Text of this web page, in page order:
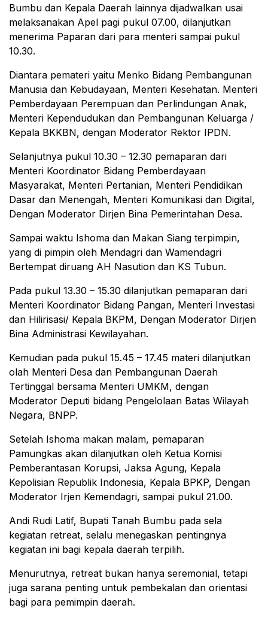
Bumbu dan Kepala Daerah lainnya dijadwalkan usai
melaksanakan Apel pagi pukul 07.00, dilanjutkan
menerima Paparan dari para menteri sampai pukul
10.30.
Diantara pemateri yaitu Menko Bidang Pembangunan
Manusia dan Kebudayaan, Menteri Kesehatan. Menteri
Pemberdayaan Perempuan dan Perlindungan Anak,
Menteri Kependudukan dan Pembangunan Keluarga /
Kepala BKKBN, dengan Moderator Rektor IPDN.
Selanjutnya pukul 10.30 – 12.30 pemaparan dari
Menteri Koordinator Bidang Pemberdayaan
Masyarakat, Menteri Pertanian, Menteri Pendidikan
Dasar dan Menengah, Menteri Komunikasi dan Digital,
Dengan Moderator Dirjen Bina Pemerintahan Desa.
Sampai waktu Ishoma dan Makan Siang terpimpin,
yang di pimpin oleh Mendagri dan Wamendagri
Bertempat diruang AH Nasution dan KS Tubun.
Pada pukul 13.30 – 15.30 dilanjutkan pemaparan dari
Menteri Koordinator Bidang Pangan, Menteri Investasi
dan Hilirisasi/ Kepala BKPM, Dengan Moderator Dirjen
Bina Administrasi Kewilayahan.
Kemudian pada pukul 15.45 – 17.45 materi dilanjutkan
olah Menteri Desa dan Pembangunan Daerah
Tertinggal bersama Menteri UMKM, dengan
Moderator Deputi bidang Pengelolaan Batas Wilayah
Negara, BNPP.
Setelah Ishoma makan malam, pemaparan
Pamungkas akan dilanjutkan oleh Ketua Komisi
Pemberantasan Korupsi, Jaksa Agung, Kepala
Kepolisian Republik Indonesia, Kepala BPKP, Dengan
Moderator Irjen Kemendagri, sampai pukul 21.00.
Andi Rudi Latif, Bupati Tanah Bumbu pada sela
kegiatan retreat, selalu menegaskan pentingnya
kegiatan ini bagi kepala daerah terpilih.
Menurutnya, retreat bukan hanya seremonial, tetapi
juga sarana penting untuk pembekalan dan orientasi
bagi para pemimpin daerah.